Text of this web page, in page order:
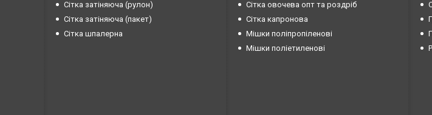
Сітка затіняюча (рулон)
Сітка затіняюча (пакет)
Сітка шпалерна
Сітка овочева опт та роздріб
Сітка капронова
Мішки поліпропіленові
Мішки поліетиленові